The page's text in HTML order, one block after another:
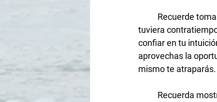
Recuerde
tuviera
confiar en tu
aprovechas la
mismo te
Recuerda